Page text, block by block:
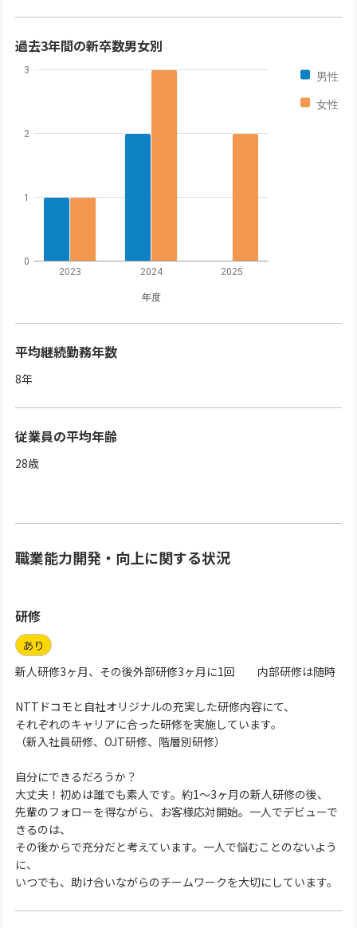
過去3年間の新卒数男女別
男性
女性
2023 2024 2025
年度
0
1
2
3
平均継続勤務年数
8年
従業員の平均年齢
28歳
職業能力開発・向上に関する状況
研修
あり
新人研修3ヶ月、その後外部研修3ヶ月に1回 内部研修は随時
NTTドコモと自社オリジナルの充実した研修内容にて、
それぞれのキャリアに合った研修を実施しています。
（新入社員研修、OJT研修、階層別研修）
自分にできるだろうか？
大丈夫！初めは誰でも素人です。約1～3ヶ月の新人研修の後、
先輩のフォローを得ながら、お客様応対開始。一人でデビューで
きるのは、
その後からで充分だと考えています。一人で悩むことのないよう
に、
いつでも、助け合いながらのチームワークを大切にしています。